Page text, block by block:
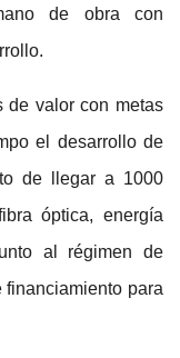
de obra con
de valorcon metas
el desarrollo de
de llegar a 1000
óptica, energía
al régimen de
para